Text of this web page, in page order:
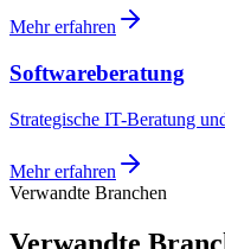
Mehr erfahren
Softwareberatung
Strategische IT-Beratung
Mehr erfahren
Verwandte Branchen
Verwandte